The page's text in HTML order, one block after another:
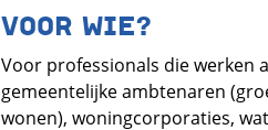
VOOR WIE?
Voor professionals die werken
gemeentelijke ambtenaren
wonen), woningcorporaties,